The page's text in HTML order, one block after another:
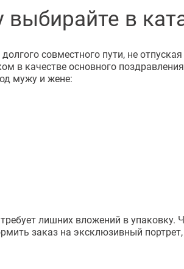
в
совместного пути, не
в качестве основного
мужу и жене:
лишних вложений в упаковку.
заказ на эксклюзивный